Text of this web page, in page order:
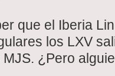
que el Iberia
los LXV
¿Pero